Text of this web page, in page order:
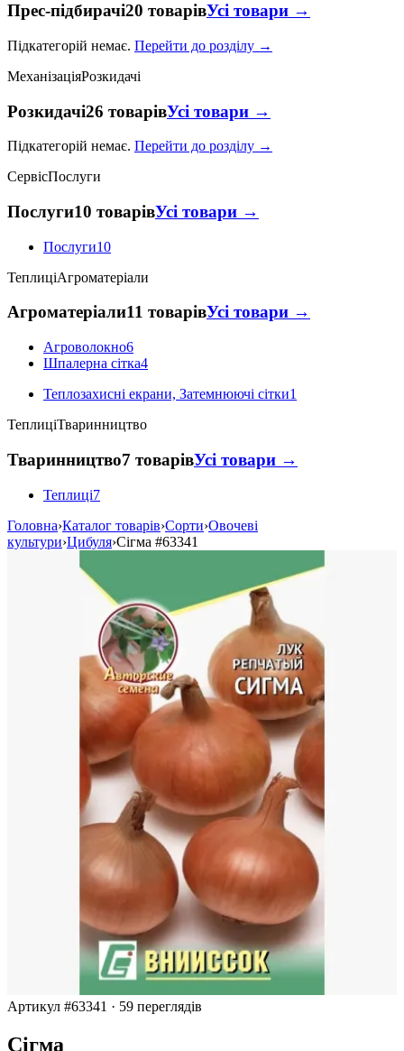
Прес-підбирачі20 товарівУсі товари →
Підкатегорій немає. Перейти до розділу →
МеханізаціяРозкидачі
Розкидачі26 товарівУсі товари →
Підкатегорій немає. Перейти до розділу →
СервісПослуги
Послуги10 товарівУсі товари →
Послуги10
ТеплиціАгроматеріали
Агроматеріали11 товарівУсі товари →
Агроволокно6
Шпалерна сітка4
Теплозахисні екрани, Затемнюючі сітки1
ТеплиціТваринництво
Тваринництво7 товарівУсі товари →
Теплиці7
Головна›Каталог товарів›Сорти›Овочеві
культури›Цибуля›Сігма #63341
Артикул #63341 · 59 переглядів
Сігма